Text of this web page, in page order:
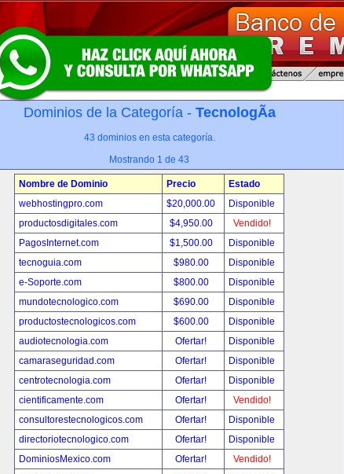
Dominios de la Categoría - TecnologÃ­a
43 dominios en esta categoría.
Mostrando 1 de 43
Nombre de Dominio Precio
Estado
webhostingpro.com
$20,000.00
Disponible
productosdigitales.com
$4,950.00
Vendido!
PagosInternet.com
$1,500.00
Disponible
tecnoguia.com
$980.00
Disponible
e-Soporte.com
$800.00
Disponible
mundotecnologico.com
$690.00
Disponible
productostecnologicos.com
$600.00
Disponible
audiotecnologia.com
Ofertar!
Disponible
camaraseguridad.com
Ofertar!
Disponible
centrotecnologia.com
Ofertar!
Disponible
cientificamente.com
Ofertar!
Vendido!
consultorestecnologicos.com
Ofertar!
Disponible
directoriotecnologico.com
Ofertar!
Disponible
DominiosMexico.com
Ofertar!
Vendido!